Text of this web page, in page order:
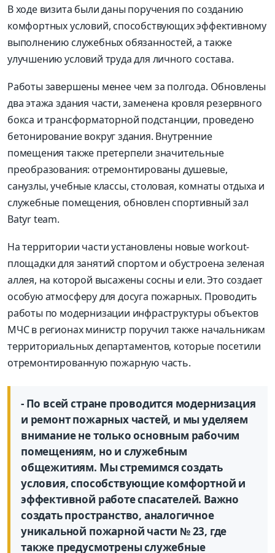
В ходе визита были даны поручения по созданию
комфортных условий, способствующих эффективному
выполнению служебных обязанностей, а также
улучшению условий труда для личного состава.
Работы завершены менее чем за полгода. Обновлены
два этажа здания части, заменена кровля резервного
бокса и трансформаторной подстанции, проведено
бетонирование вокруг здания. Внутренние
помещения также претерпели значительные
преобразования: отремонтированы душевые,
санузлы, учебные классы, столовая, комнаты отдыха и
служебные помещения, обновлен спортивный зал
Batyr team.
На территории части установлены новые workout-
площадки для занятий спортом и обустроена зеленая
аллея, на которой высажены сосны и ели. Это создает
особую атмосферу для досуга пожарных. Проводить
работы по модернизации инфраструктуры объектов
МЧС в регионах министр поручил также начальникам
территориальных департаментов, которые посетили
отремонтированную пожарную часть.
- По всей стране проводится модернизация
и ремонт пожарных частей, и мы уделяем
внимание не только основным рабочим
помещениям, но и служебным
общежитиям. Мы стремимся создать
условия, способствующие комфортной и
эффективной работе спасателей. Важно
создать пространство, аналогичное
уникальной пожарной части № 23, где
также предусмотрены служебные